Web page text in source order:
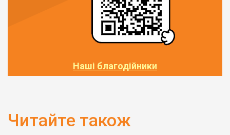
Наші благодійники
Читайте також